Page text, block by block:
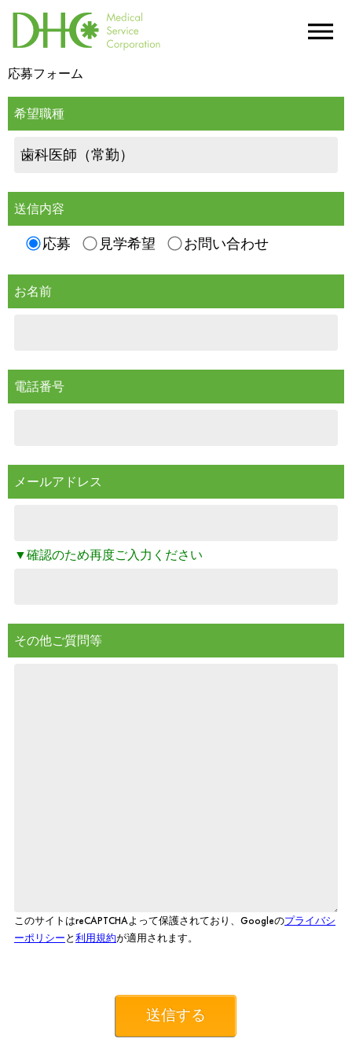
応募フォーム
希望職種
送信内容
応募 見学希望 お問い合わせ
お名前
電話番号
メールアドレス
▼確認のため再度ご入力ください
その他ご質問等
このサイトはreCAPTCHAよって保護されており、Googleのプライバシ
ーポリシー と 利用規約が適用されます。
送信する